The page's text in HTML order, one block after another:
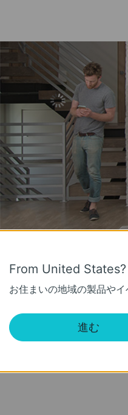
接続が途切れて
From United States?
お住まいの地域の製品やイ
進む